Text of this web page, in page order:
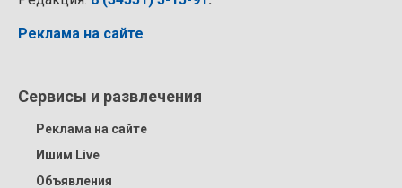
Реклама на сайте
Сервисы и развлечения
Реклама на сайте
Ишим Live
Объявления